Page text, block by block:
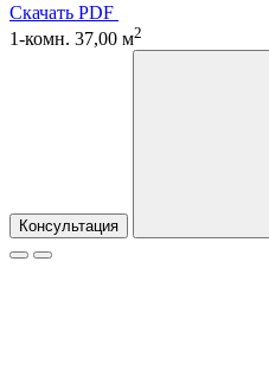
Скачать PDF
1-комн. 37,00 м2
Консультация